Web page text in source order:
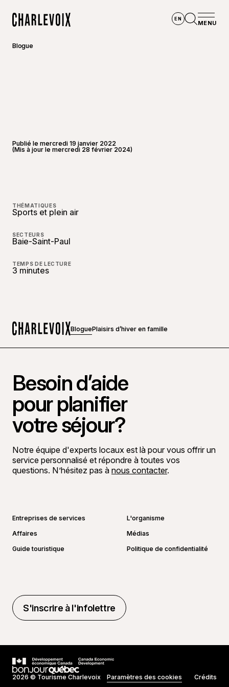
EN
MENU
Blogue
Publié le mercredi 19 janvier 2022
(Mis à jour le mercredi 28 février 2024)
THÉMATIQUES
Sports et plein air
SECTEURS
Baie-Saint-Paul
TEMPS DE LECTURE
3 minutes
BloguePlaisirs d’hiver en famille
Besoin d’aide
pour planifier
votre séjour?
Notre équipe d'experts locaux est là pour vous offrir un
service personnalisé et répondre à toutes vos
questions. N’hésitez pas à nous contacter.
Entreprises de services
L'organisme
Affaires
Médias
Guide touristique
Politique de confidentialité
S'inscrire à l'infolettre
S'inscrire à l'infolettre
2026 © Tourisme Charlevoix Paramètres des cookies Crédits